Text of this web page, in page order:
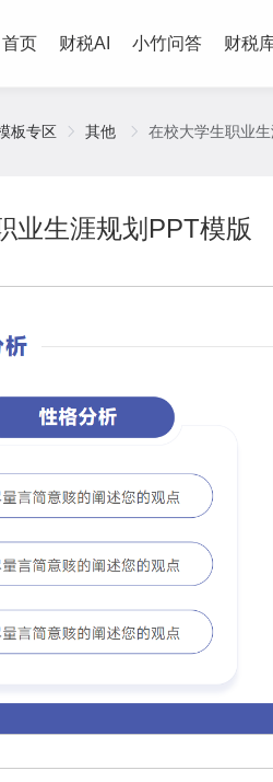
首页 财税AI 小竹问答 财税
板专区 其他 在校大学生职业
业生涯规划PPT模版